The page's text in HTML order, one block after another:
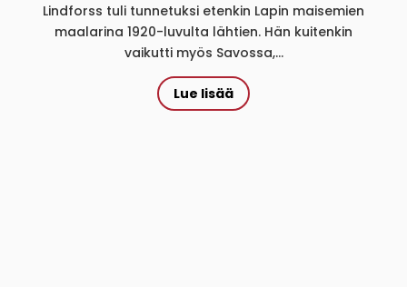
Lindforss tuli tunnetuksi etenkin Lapin maisemien
maalarina 1920-luvulta lähtien. Hän kuitenkin
vaikutti myös Savossa,...
Lue lisää